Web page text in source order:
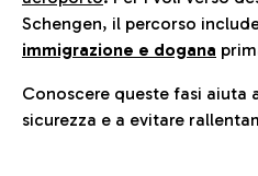
Schengen, il percorso
immigrazione e dogana
Conoscere queste fasi aiuta
sicurezza e a evitare